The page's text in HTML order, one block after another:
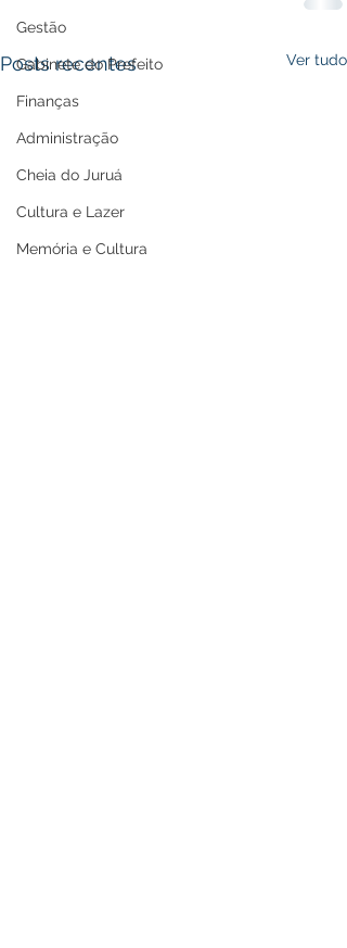
Gestão
Gabinete do Prefeito
Finanças
Administração
Cheia do Juruá
Cultura e Lazer
Memória e Cultura
Posts recentes Ver tudo